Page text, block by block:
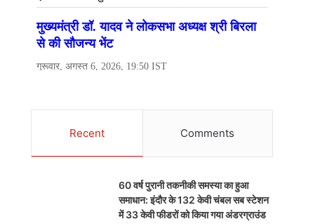
Recent Comments
60 वर्ष पुरानी तकनीकी समस्या का हुआ
समाधान: इंदौर के 132 केवी चंबल सब स्टेशन
में 33 केवी फीडरों को किया गया अंडरग्राउंड